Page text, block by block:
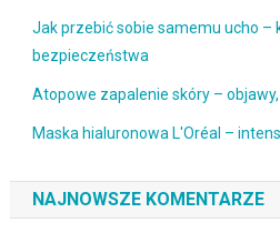
Jak przebić sobie samemu ucho –
bezpieczeństwa
Atopowe zapalenie skóry –
Maska hialuronowa L'Oréal –
NAJNOWSZE KOMENTARZE